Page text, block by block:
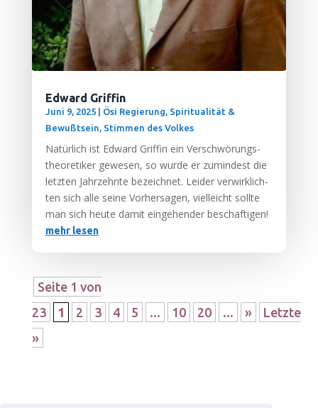
Edward Griffin
Juni 9, 2025| Ösi Regierung, Spiritualität &
Bewußtsein, Stimmen des Volkes
Natür­lich ist Edward Grif­fin ein Ver­schwö­rungs­
theo­re­ti­ker gewe­sen, so wur­de er zumin­dest die
letz­ten Jahr­zehn­te bezeich­net. Lei­der ver­wirk­lich­
ten sich alle sei­ne Vor­her­sa­gen, viel­leicht soll­te
man sich heu­te damit ein­ge­hen­der beschäftigen!
mehr lesen
Seite 1 von
23
1 2 3 4 5 ... 10 20 ... »
Letzte
»